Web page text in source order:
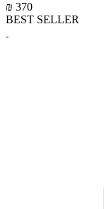
₪ 370
BEST SELLER